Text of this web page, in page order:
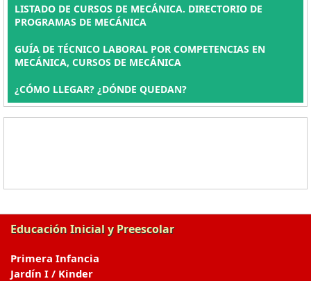
LISTADO DE CURSOS DE MECÁNICA. DIRECTORIO DE
PROGRAMAS DE MECÁNICA
GUÍA DE TÉCNICO LABORAL POR COMPETENCIAS EN
MECÁNICA, CURSOS DE MECÁNICA
¿CÓMO LLEGAR? ¿DÓNDE QUEDAN?
Educación Inicial y Preescolar
Primera Infancia
Jardín I / Kinder